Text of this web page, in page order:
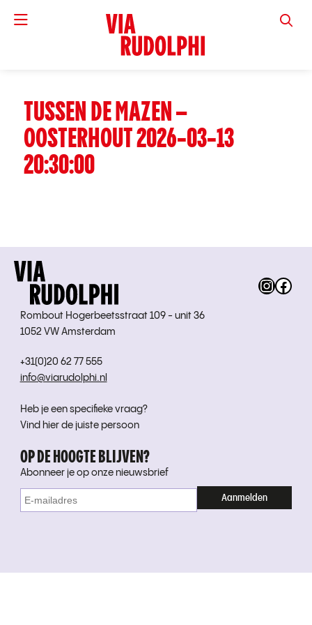
VIA
TUSSEN DE MAZEN –
OOSTERHOUT 2026-03-13
20:30:00
Rombout Hogerbeetsstraat 109 - unit 36
1052 VW Amsterdam
+31(0)20 62 77 555
info@viarudolphi.nl
Heb je een specifieke vraag?
Vind hier de juiste persoon
OP DE HOOGTE BLIJVEN?
Abonneer je op onze nieuwsbrief